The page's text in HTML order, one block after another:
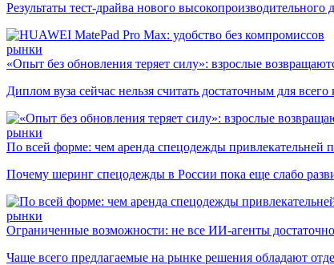
Результаты тест-драйва нового высокопроизводительного
рынки
«Опыт без обновления теряет силу»: взрослые
Диплом вуза сейчас нельзя считать достаточным для
рынки
По всей форме: чем аренда спецодежды привлекательней
Почему шеринг спецодежды в России пока еще слабо
рынки
Ограниченные возможности: не все ИИ-агенты
Чаще всего предлагаемые на рынке решения обладают